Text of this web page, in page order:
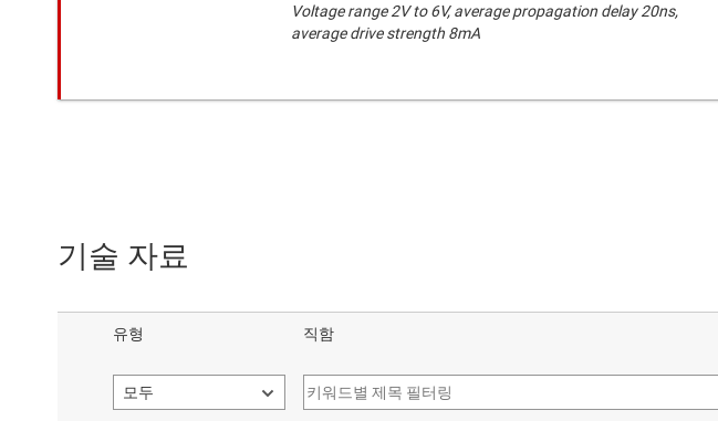
Voltage range 2V to 6V, average propagation delay 20ns,
average drive strength 8mA
기술 자료